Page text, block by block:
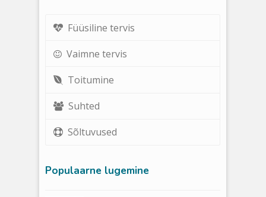
Füüsiline tervis
Vaimne tervis
Toitumine
Suhted
Sõltuvused
Populaarne lugemine